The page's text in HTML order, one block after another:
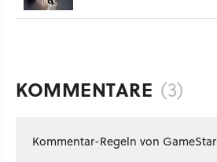
KOMMENTARE (3)
Kommentar-Regeln von GameStar